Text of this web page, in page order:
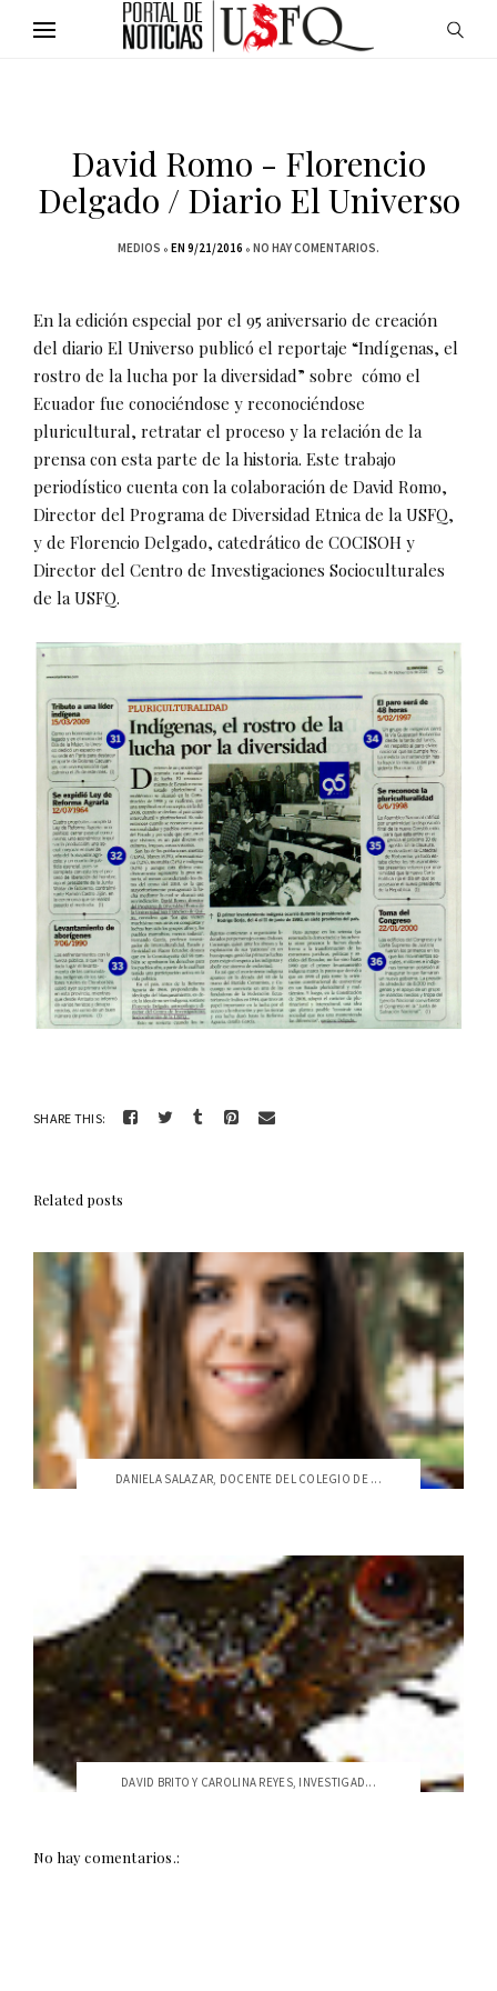
David Romo - Florencio
Delgado / Diario El Universo
MEDIOS EN 9/21/2016 NO HAY COMENTARIOS.
En la edición especial por el 95 aniversario de creación
del diario El Universo publicó el reportaje “Indígenas, el
rostro de la lucha por la diversidad” sobre cómo el
Ecuador fue conociéndose y reconociéndose
pluricultural, retratar el proceso y la relación de la
prensa con esta parte de la historia. Este trabajo
periodístico cuenta con la colaboración de David Romo,
Director del Programa de Diversidad Etnica de la USFQ,
y de Florencio Delgado, catedrático de COCISOH y
Director del Centro de Investigaciones Socioculturales
de la USFQ.
SHARE THIS:
Related posts
DANIELA SALAZAR, DOCENTE DEL COLEGIO DE ...
DAVID BRITO Y CAROLINA REYES, INVESTIGAD...
No hay comentarios.: